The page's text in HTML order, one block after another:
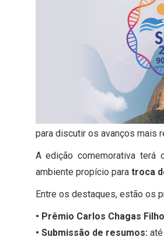
para discutir os avanços mais
A edição comemorativa terá
ambiente propício para troca
Entre os destaques, estão os
• Prêmio Carlos Chagas
• Submissão de resumos:até